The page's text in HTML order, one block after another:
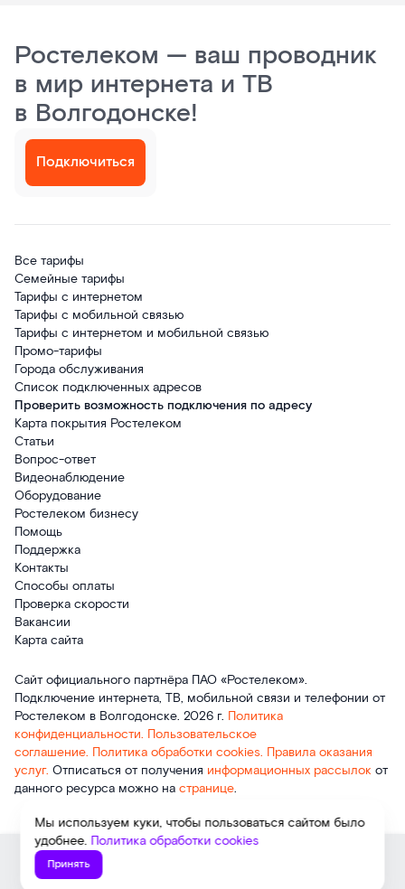
1150
Ростелеком — ваш проводник
в мир интернета и ТВ
в Волгодонске!
Подключиться
Все тарифы
Семейные тарифы
Тарифы с интернетом
Тарифы с мобильной связью
Тарифы с интернетом и мобильной связью
Промо-тарифы
Города обслуживания
Список подключенных адресов
Проверить возможность подключения по адресу
Карта покрытия Ростелеком
Статьи
Вопрос-ответ
Видеонаблюдение
Оборудование
Ростелеком бизнесу
Помощь
Поддержка
Контакты
Способы оплаты
Проверка скорости
Вакансии
Карта сайта
Сайт официального партнёра ПАО «Ростелеком».
Подключение интернета, ТВ, мобильной связи и телефонии от
Ростелеком в Волгодонске. 2026 г. Политика
конфиденциальности. Пользовательское
соглашение. Политика обработки cookies. Правила оказания
услуг. Отписаться от получения информационных рассылок от
данного ресурса можно на странице.
Мы используем куки, чтобы пользоваться сайтом было
удобнее. Политика обработки cookies
Принять